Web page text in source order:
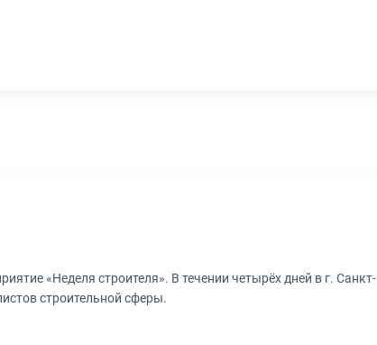
«Неделя строителя». В течении четырёх дней в г. Санкт-
строительной сферы.